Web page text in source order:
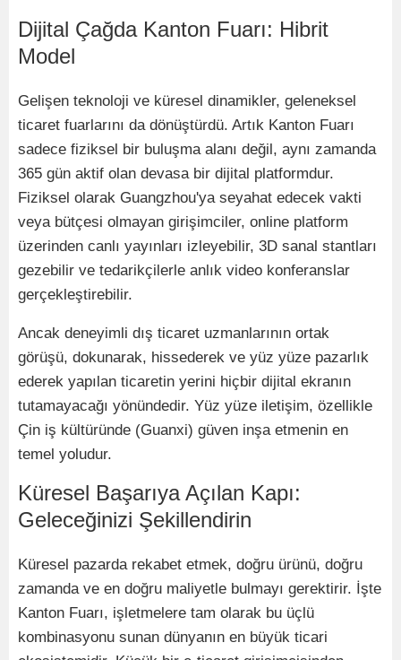
Dijital Çağda Kanton Fuarı: Hibrit
Model
Gelişen teknoloji ve küresel dinamikler, geleneksel
ticaret fuarlarını da dönüştürdü. Artık Kanton Fuarı
sadece fiziksel bir buluşma alanı değil, aynı zamanda
365 gün aktif olan devasa bir dijital platformdur.
Fiziksel olarak Guangzhou'ya seyahat edecek vakti
veya bütçesi olmayan girişimciler, online platform
üzerinden canlı yayınları izleyebilir, 3D sanal stantları
gezebilir ve tedarikçilerle anlık video konferanslar
gerçekleştirebilir.
Ancak deneyimli dış ticaret uzmanlarının ortak
görüşü, dokunarak, hissederek ve yüz yüze pazarlık
ederek yapılan ticaretin yerini hiçbir dijital ekranın
tutamayacağı yönündedir. Yüz yüze iletişim, özellikle
Çin iş kültüründe (Guanxi) güven inşa etmenin en
temel yoludur.
Küresel Başarıya Açılan Kapı:
Geleceğinizi Şekillendirin
Küresel pazarda rekabet etmek, doğru ürünü, doğru
zamanda ve en doğru maliyetle bulmayı gerektirir. İşte
Kanton Fuarı, işletmelere tam olarak bu üçlü
kombinasyonu sunan dünyanın en büyük ticari